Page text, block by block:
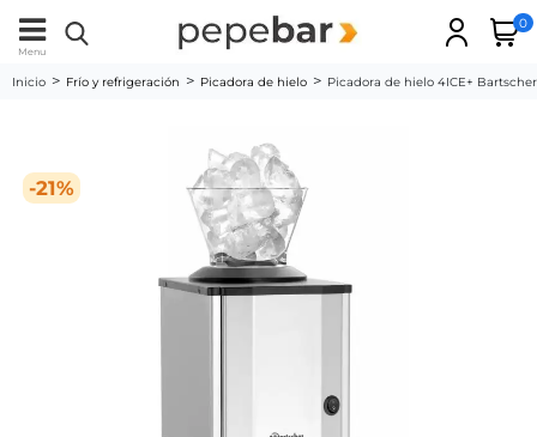
Menu
0
Inicio Frío y refrigeración Picadora de hielo Picadora de hielo 4ICE+
-21%